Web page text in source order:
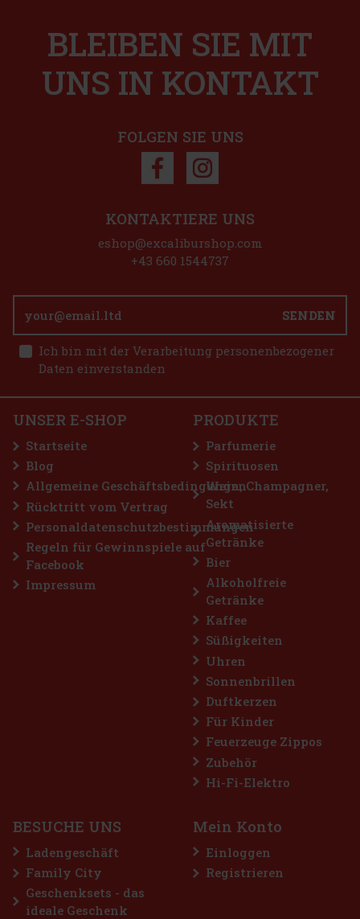
BLEIBEN SIE MIT
UNS IN KONTAKT
FOLGEN SIE UNS
SENDEN
Ich bin mit der Verarbeitung personenbezogener
Daten einverstanden
KONTAKTIERE UNS
eshop@excaliburshop.com
+43 660 1544737
UNSER E-SHOP
Startseite
Blog
Allgemeine Geschäftsbedingungen
Rücktritt vom Vertrag
Personaldatenschutzbestimmungen
Regeln für Gewinnspiele auf
Facebook
Impressum
PRODUKTE
Parfumerie
Spirituosen
Wein, Champagner,
Sekt
Aromatisierte
Getränke
Bier
Alkoholfreie
Getränke
Kaffee
Süßigkeiten
Uhren
Sonnenbrillen
Duftkerzen
Für Kinder
Feuerzeuge Zippos
Zubehör
Hi-Fi-Elektro
BESUCHE UNS
Ladengeschäft
Family City
Geschenksets - das
ideale Geschenk
Mein Konto
Einloggen
Registrieren